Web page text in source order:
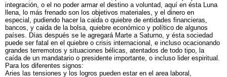
integración, o el no poder armar el destino a voluntad, aquí en ésta Luna
llena, lo más frenado son los objetivos materiales, y el dinero en
especial, pudiendo hacer la caida o quiebre de entidades financieras,
bancos, y caida de la bolsa, quiebre económico y político de algunos
países. Días después se le agregará Marte a Saturno, y ésta sociedad
puede ser fatal en el quiebre o crisis internacional, e incluso ocacionando
grandes terremotos y situaciones bélicas, atentados de todo tipo, la
caída de un mandatario o presidente importante, o incluso lider espiritual.
Para los diferentes signos:
Aries las tensiones y los logros pueden estar en el area laboral,